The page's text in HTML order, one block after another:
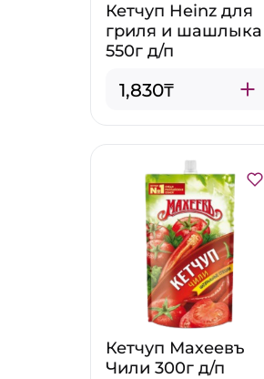
Кетчуп Heinz для
гриля и шашлыка
550г д/п
1,830₸
Кетчуп Махеевъ
Чили 300г д/п